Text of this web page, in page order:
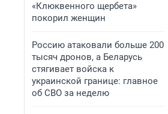
«Клюквенного щербета»
покорил женщин
Россию атаковали больше 200
тысяч дронов, а Беларусь
стягивает войска к
украинской границе: главное
об СВО за неделю